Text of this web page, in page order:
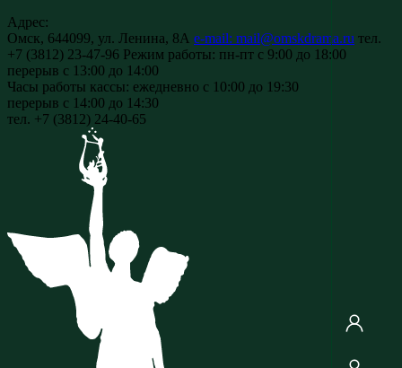
Адрес:
Омск, 644099, ул. Ленина, 8А e-mail: mail@omskdrama.ru тел.
+7 (3812) 23-47-96 Режим работы: пн-пт с 9:00 до 18:00
перерыв с 13:00 до 14:00
Часы работы кассы: ежедневно с 10:00 до 19:30
перерыв с 14:00 до 14:30
тел. +7 (3812) 24-40-65